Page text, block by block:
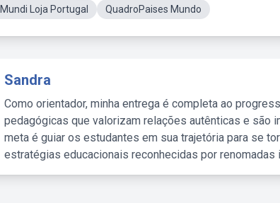
Loja Portugal
QuadroPaises Mundo
Sandra
Como orientador, minha entrega é completa ao
pedagógicas que valorizam relações autênticas e são
meta é guiar os estudantes em sua trajetória para se
estratégias educacionais reconhecidas por